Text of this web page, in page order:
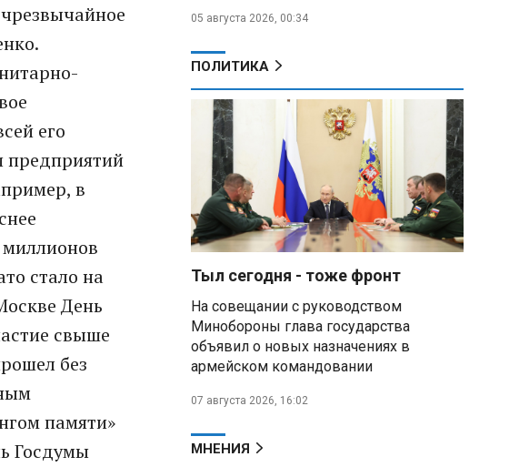
его
предприятий
в
стало на
День
свыше
без
памяти»
Госдумы
военных сдалась в плен
Александр Лукашенко:
Россияне «услышали батьку» и
скупают пустующие дома в
белорусских деревнях
Алесандр Лукашенко назвал
работу сельской торговли
«неудовлетворительной» и
возмутился «просрочкой и
тухлятиной»
Владимир Путин обсудил с
меры по защите инфраструктуры
от терактов
Минобороны РФ: «Искандер»
ВСУ в Днепропетровской
05 августа 2026, 00:34
ПОЛИТИКА
Тыл сегодня - тоже фронт
На совещании с руководством
Минобороны глава государства
объявил о новых назначениях в
армейском командовании
07 августа 2026, 16:02
МНЕНИЯ